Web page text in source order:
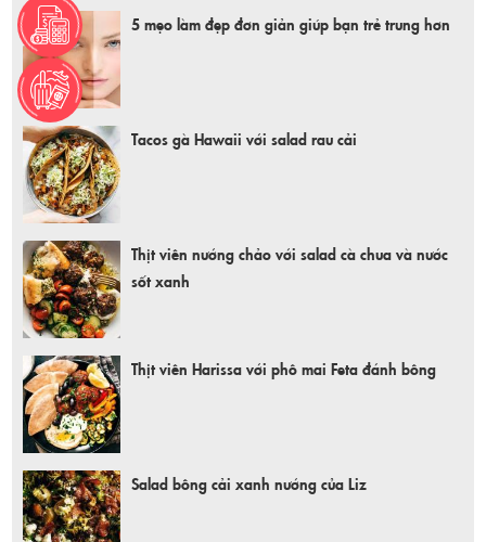
5 mẹo làm đẹp đơn giản giúp bạn trẻ trung hơn
Tacos gà Hawaii với salad rau cải
Thịt viên nướng chảo với salad cà chua và nước
sốt xanh
Thịt viên Harissa với phô mai Feta đánh bông
Salad bông cải xanh nướng của Liz